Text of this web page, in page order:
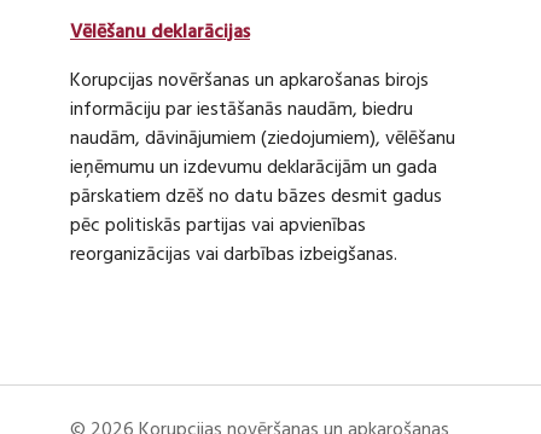
Vēlēšanu deklarācijas
Korupcijas novēršanas un apkarošanas birojs
informāciju par iestāšanās naudām, biedru
naudām, dāvinājumiem (ziedojumiem), vēlēšanu
ieņēmumu un izdevumu deklarācijām un gada
pārskatiem dzēš no datu bāzes desmit gadus
pēc politiskās partijas vai apvienības
reorganizācijas vai darbības izbeigšanas.